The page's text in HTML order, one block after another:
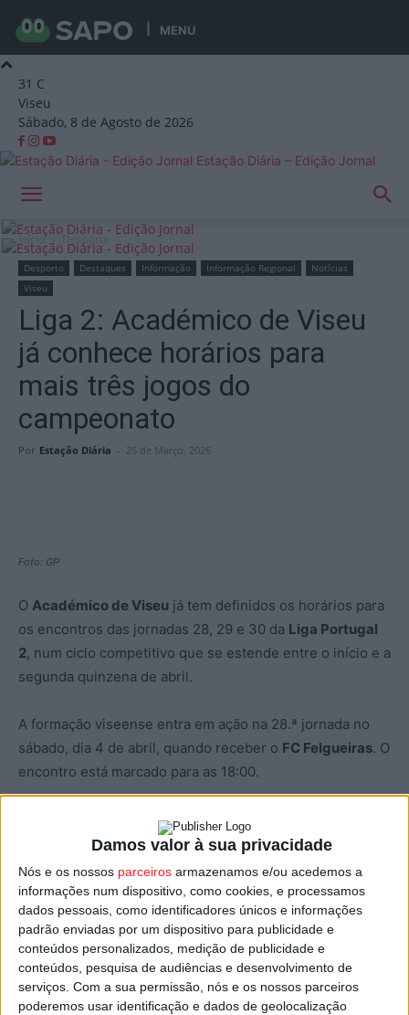
Damos valor à sua privacidade
Nós e os nossos parceiros armazenamos e/ou acedemos a
informações num dispositivo, como cookies, e processamos
dados pessoais, como identificadores únicos e informações
padrão enviadas por um dispositivo para publicidade e
conteúdos personalizados, medição de publicidade e
conteúdos, pesquisa de audiências e desenvolvimento de
serviços. Com a sua permissão, nós e os nossos parceiros
poderemos usar identificação e dados de geolocalização
MENU
31 C
Viseu
Sábado, 8 de Agosto de 2026
Estação Diária – Edição Jornal
Início Desporto
Desporto Destaques Informação Informação Regional
Notícias
Viseu
Liga 2: Académico de Viseu
já conhece horários para
mais três jogos do
campeonato
Por Estação Diária - 25 de Março, 2026
Foto: GP
O Académico de Viseu já tem definidos os horários para
os encontros das jornadas 28, 29 e 30 da Liga Portugal
2, num ciclo competitivo que se estende entre o início e a
segunda quinzena de abril.
A formação viseense entra em ação na 28.ª jornada no
sábado, dia 4 de abril, quando receber o FC Felgueiras. O
encontro está marcado para as 18:00.
Na ronda seguinte, o Académico desloca-se ao terreno
FC Penafiel. A partida da 29.ª jornada está agendada
para sábado, 11 de abril, às 11:00.
Já na 30.ª jornada, a equipa orientada por Sérgio
Fonseca regressa ao Fontelo para medir forças com o
Feirense. O jogo realiza-se na sexta-feira, 17 de abril, às
18:45, abrindo a jornada.